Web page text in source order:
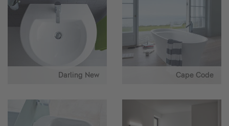
Cape Code
Darling New